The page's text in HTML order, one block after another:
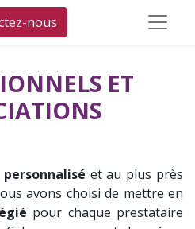
nous
ET
personnalisé et au plus près
avons choisi de mettre en
pour chaque prestataire